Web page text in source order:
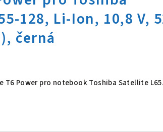
pro Toshiba
T6 Power pro notebook Toshiba Satellite